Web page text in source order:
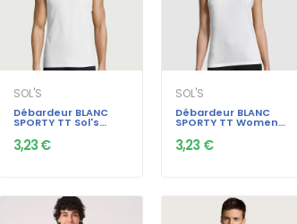
SOL'S
Débardeur BLANC
SPORTY TT Sol's
3,23 €
SOL'S
Débardeur BLANC
SPORTY TT Women
3,23 €